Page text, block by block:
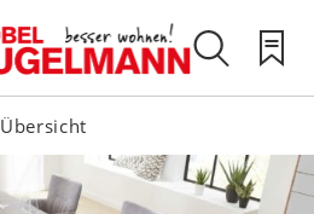
Übersicht